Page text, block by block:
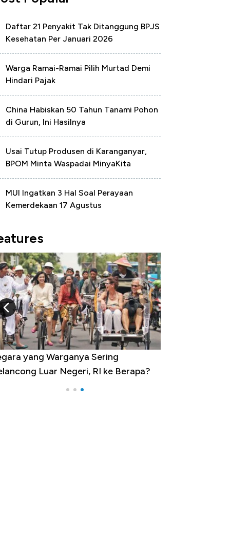
Daftar 21 Penyakit Tak Ditanggung BPJS
Kesehatan Per Januari 2026
Warga Ramai-Ramai Pilih Murtad Demi
Hindari Pajak
China Habiskan 50 Tahun Tanami Pohon
di Gurun, Ini Hasilnya
Usai Tutup Produsen di Karanganyar,
BPOM Minta Waspadai MinyaKita
MUI Ingatkan 3 Hal Soal Perayaan
Kemerdekaan 17 Agustus
yang Warganya Sering
Luar Negeri, RI ke Berapa?